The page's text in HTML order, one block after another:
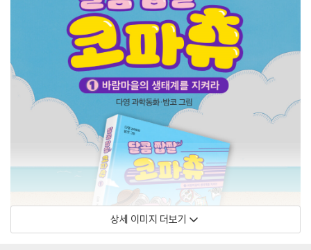
상세 이미지 더보기